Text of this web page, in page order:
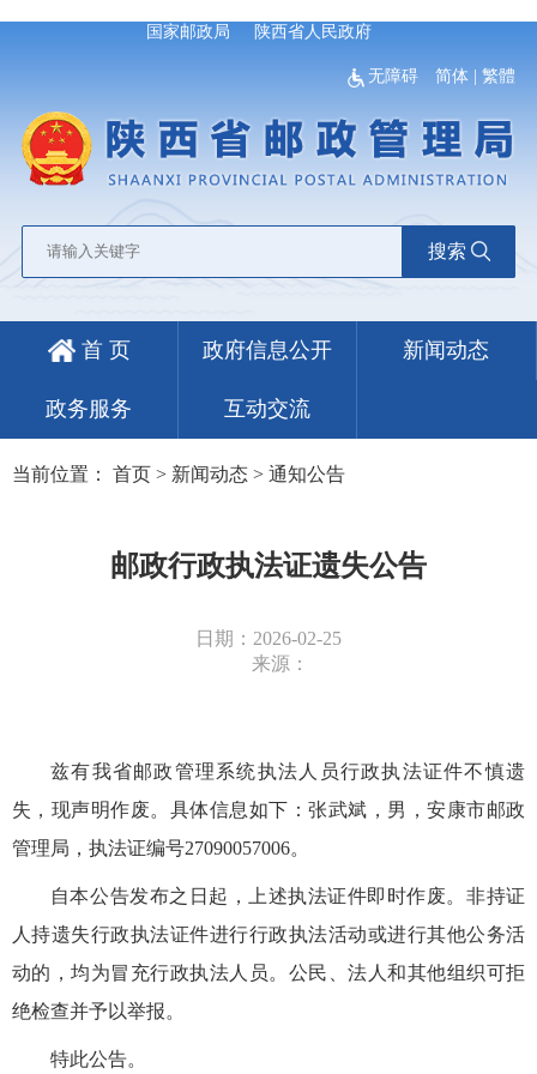
国家邮政局 陕西省人民政府
无障碍 简体 |繁體
搜索
首 页 政府信息公开 新闻动态
政务服务 互动交流
当前位置： 首页 > 新闻动态 > 通知公告
邮政行政执法证遗失公告
日期：2026-02-25
来源：
兹有我省邮政管理系统执法人员行政执法证件不慎遗
失，现声明作废。具体信息如下：张武斌，男，安康市邮政
管理局，执法证编号27090057006。
自本公告发布之日起，上述执法证件即时作废。非持证
人持遗失行政执法证件进行行政执法活动或进行其他公务活
动的，均为冒充行政执法人员。公民、法人和其他组织可拒
绝检查并予以举报。
特此公告。